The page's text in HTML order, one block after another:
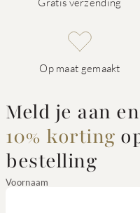
Op maat gemaakt
Meld je aan
10% korting
bestelling
Voornaam